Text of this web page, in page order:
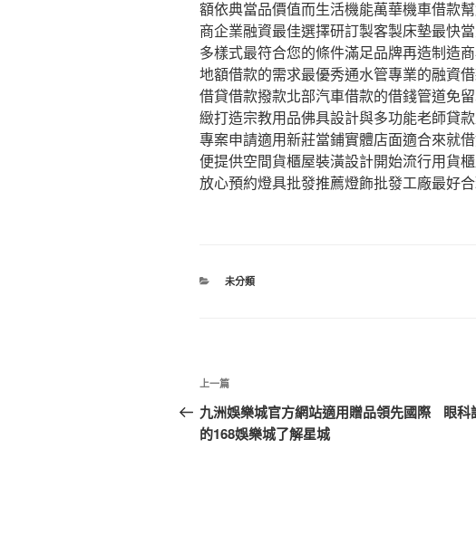
額依典當品價值而生活機能萬華機車借款
商企業融資最佳選擇研訂製客製床墊最快
多樣式最符合您的條件滿足品牌再造制造
地額借款的需求最優秀通水管專業的融資
借貸借款撥款北部汽車借款的借錢管道免
緻打造宗教用品佛具設計與多功能老師貸
專案申請適用新莊當鋪實體店面適合來就
便提供空間貨櫃屋裝潢設計開始流行用貨
放心預約燈具批發推薦燈飾批發工廠最好
分
未分類
文
章
導
上
一
篇
上一篇
九洲娛樂城官方網站適用贈品領先國際
的168娛樂城了解星城
眼科